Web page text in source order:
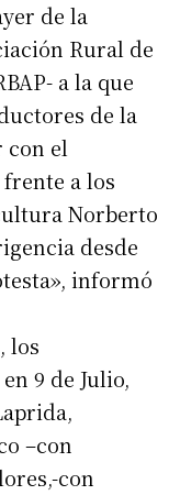
de la
Rural de
a la que
de la
con el
a los
Norberto
desde
informó
los
9 de Julio,
–con
con